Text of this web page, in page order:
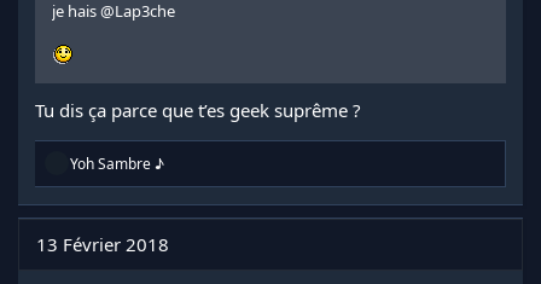
je hais@Lap3che
Tu dis ça parce que t’es geek suprême ?
R
a
c
t
Yoh Sambre ♪
13 Février 2018